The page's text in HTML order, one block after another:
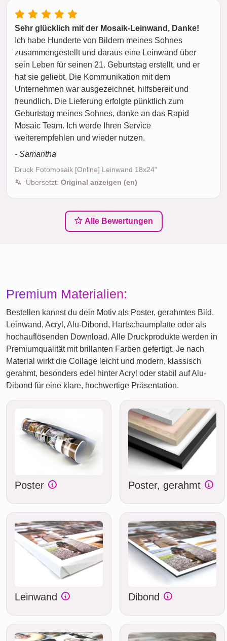
Sehr glücklich mit der Mosaik-Leinwand, Danke!
Ich habe Hunderte von Bildern meines Sohnes
zusammengestellt und daraus eine Leinwand über
sein Leben für seinen 21. Geburtstag erstellt, und er
hat sie geliebt. Die Kommunikation mit dem
Unternehmen war ausgezeichnet, hilfsbereit und
freundlich. Die Lieferung erfolgte pünktlich zum
Geburtstag meines Sohnes, danke an das Rapid
Mosaic Team. Ich werde Ihren Service
weiterempfehlen und wieder nutzen.
- Samantha
Druck Fotomosaik [Online] Leinwand 18x24"
Übersetzt: Original anzeigen (en)
Alle Bewertungen
Premium Materialien:
Bestellen kannst du dein Motiv als Poster, gerahmtes Bild,
Leinwand, Acryl, Alu-Dibond, Hartschaumplatte oder als
hochauflösenden Download. Alle Druckprodukte werden in
Premiumqualität mit brillanten Farben gefertigt. Je nach
Material wirkt die Collage leicht und modern, klassisch
gerahmt, besonders edel hinter Acryl oder stabil auf Alu-
Dibond für eine klare, hochwertige Präsentation.
Poster Poster, gerahmt
Leinwand Dibond